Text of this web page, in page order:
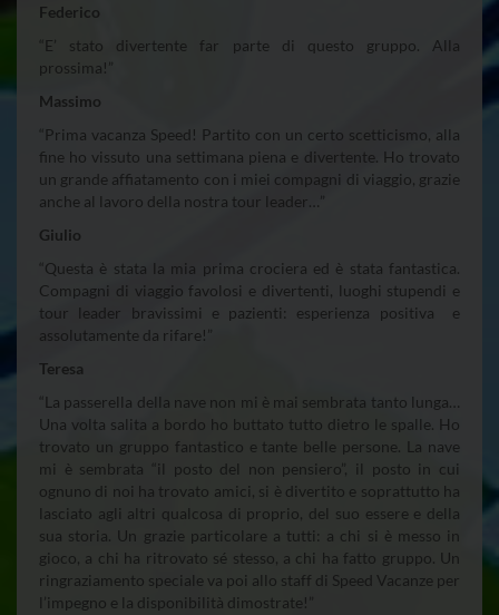
Federico
“E’ stato divertente far parte di questo gruppo. Alla
prossima!”
Massimo
“Prima vacanza Speed! Partito con un certo scetticismo, alla
fine ho vissuto una settimana piena e divertente. Ho trovato
un grande affiatamento con i miei compagni di viaggio, grazie
anche al lavoro della nostra tour leader…”
Giulio
“Questa è stata la mia prima crociera ed è stata fantastica.
Compagni di viaggio favolosi e divertenti, luoghi stupendi e
tour leader bravissimi e pazienti: esperienza positiva e
assolutamente da rifare!”
Teresa
“La passerella della nave non mi è mai sembrata tanto lunga…
Una volta salita a bordo ho buttato tutto dietro le spalle. Ho
trovato un gruppo fantastico e tante belle persone. La nave
mi è sembrata “il posto del non pensiero”, il posto in cui
ognuno di noi ha trovato amici, si è divertito e soprattutto ha
lasciato agli altri qualcosa di proprio, del suo essere e della
sua storia. Un grazie particolare a tutti: a chi si è messo in
gioco, a chi ha ritrovato sé stesso, a chi ha fatto gruppo. Un
ringraziamento speciale va poi allo staff di Speed Vacanze per
l’impegno e la disponibilità dimostrate!”